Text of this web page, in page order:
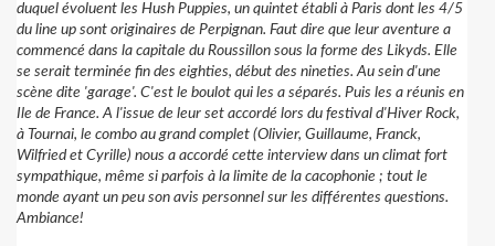
duquel évoluent les Hush Puppies, un quintet établi à Paris dont les 4/5
du line up sont originaires de Perpignan. Faut dire que leur aventure a
commencé dans la capitale du Roussillon sous la forme des Likyds. Elle
se serait terminée fin des eighties, début des nineties. Au sein d'une
scène dite 'garage'. C'est le boulot qui les a séparés. Puis les a réunis en
Ile de France. A l'issue de leur set accordé lors du festival d'Hiver Rock,
à Tournai, le combo au grand complet (Olivier, Guillaume, Franck,
Wilfried et Cyrille) nous a accordé cette interview dans un climat fort
sympathique, même si parfois à la limite de la cacophonie ; tout le
monde ayant un peu son avis personnel sur les différentes questions.
Ambiance!